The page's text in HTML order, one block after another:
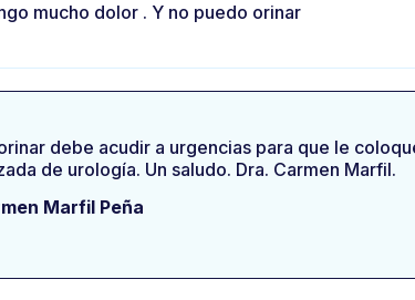
mucho dolor . Y no puedo orinar
debe acudir a urgencias para que le
de urología. Un saludo. Dra. Carmen Marfil.
Marfil Peña